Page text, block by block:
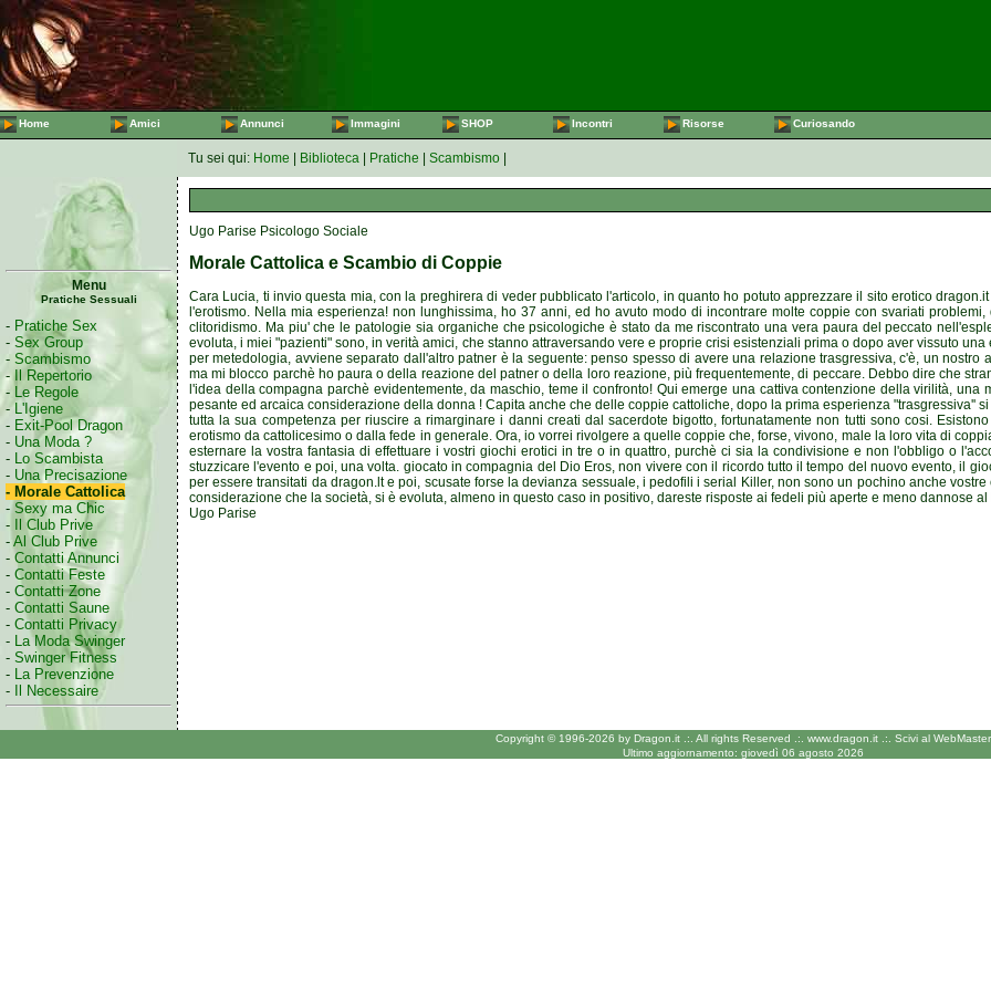
Home Amici Annunci Immagini SHOP Incontri Risorse Curiosando
Tu sei qui: Home Biblioteca Pratiche Scambismo
Menu
Pratiche Sessuali
- Pratiche Sex
- Sex Group
- Scambismo
- Il Repertorio
- Le Regole
-L'Igiene
- Exit-Pool Dragon
- Una Moda ?
- Lo Scambista
- Una Precisazione
- Morale Cattolica
- Sexy ma Chic
-
Il Club Prive
- Al Club Prive
- Contatti Annunci
- Contatti Feste
- Contatti Zone
- Contatti Saune
- Contatti Privacy
- La Moda Swinger
- Swinger Fitness
- La Prevenzione
-
Il Necessaire
Ugo Parise Psicologo Sociale
Morale Cattolica e Scambio di Coppie
Cara Lucia, ti invio questa mia, con la preghirera di veder pubblicato l'articolo, in quanto ho potuto apprezzare il sito erotico
l'erotismo. Nella mia esperienza! non lunghissima, ho 37 anni, ed ho avuto modo di incontrare molte coppie con svariati
clitoridismo. Ma piu' che le patologie sia organiche che psicologiche è stato da me riscontrato una vera paura del peccato
evoluta, i miei "pazienti" sono, in verità amici, che stanno attraversando vere e proprie crisi esistenziali prima o dopo aver vissuto
per metedologia, avviene separato dall'altro patner è la seguente: penso spesso di avere una relazione trasgressiva, c'è, un
ma mi blocco parchè ho paura o della reazione del patner o della loro reazione, più frequentemente, di peccare. Debbo dire che
l'idea della compagna parchè evidentemente, da maschio, teme il confronto! Qui emerge una cattiva contenzione della virilità,
pesante ed arcaica considerazione della donna ! Capita anche che delle coppie cattoliche, dopo la prima esperienza "trasgressiva''
tutta la sua competenza per riuscire a rimarginare i danni creati dal sacerdote bigotto, fortunatamente non tutti sono cosi.
erotismo da cattolicesimo o dalla fede in generale. Ora, io vorrei rivolgere a quelle coppie che, forse, vivono, male la loro vita di
esternare la vostra fantasia di effettuare i vostri giochi erotici in tre o in quattro, purchè ci sia la condivisione e non l'obbligo o
stuzzicare l'evento e poi, una volta. giocato in compagnia del Dio Eros, non vivere con il ricordo tutto il tempo del nuovo evento, il
per essere transitati da dragon.lt e poi, scusate forse la devianza sessuale, i pedofili i serial Killer, non sono un pochino anche
considerazione che la società, si è evoluta, almeno in questo caso in positivo, dareste risposte ai fedeli più aperte e meno dannose
Ugo Parise
Copyright © 1996-2026 by Dragon.it .:. All rights Reserved .:. www.dragon.it .:. Scivi al WebMaster
Ultimo aggiornamento: giovedì 06 agosto 2026